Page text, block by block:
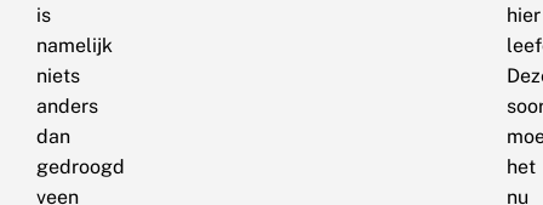
is
namelijk
niets
anders
dan
gedroogd
veen
hier
het
nu